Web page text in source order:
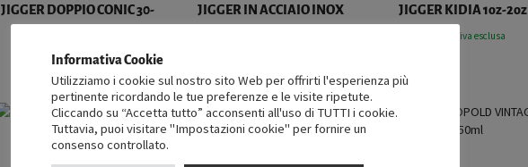
JIGGER DOPPIO CONIC 30-
5,36€ iva esclusa
JIGGER IN ACCIAIO INOX
JIGGER KIDIA 1oz-2oz
iva esclusa
Informativa Cookie
Utilizziamo i cookie sul nostro sito Web per offrirti l'esperienza più
pertinente ricordando le tue preferenze e le visite ripetute.
Cliccando su “Accetta tutto” acconsenti all'uso di TUTTI i cookie.
Tuttavia, puoi visitare "Impostazioni cookie" per fornire un
consenso controllato.